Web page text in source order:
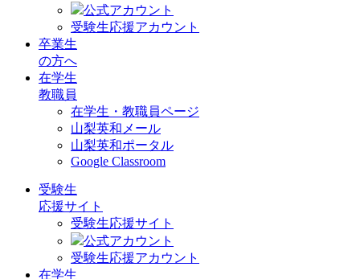
公式アカウント
受験生応援アカウント
卒業生
の方へ
在学生
教職員
在学生・教職員ページ
山梨英和メール
山梨英和ポータル
Google Classroom
受験生
応援サイト
受験生応援サイト
公式アカウント
受験生応援アカウント
在学生